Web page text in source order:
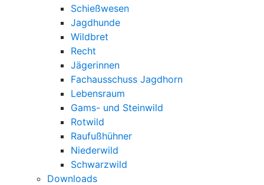
Schießwesen
Jagdhunde
Wildbret
Recht
Jägerinnen
Fachausschuss Jagdhorn
Lebensraum
Gams- und Steinwild
Rotwild
Raufußhühner
Niederwild
Schwarzwild
Downloads